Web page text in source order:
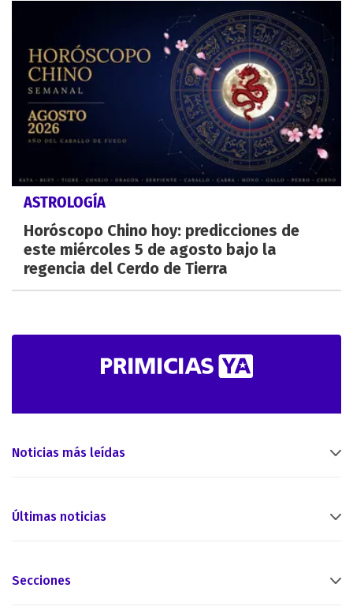
ASTROLOGÍA
Horóscopo Chino hoy: predicciones de
este miércoles 5 de agosto bajo la
regencia del Cerdo de Tierra
Noticias más leídas
Últimas noticias
Secciones